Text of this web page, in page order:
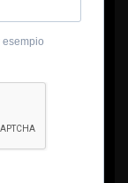
esempio